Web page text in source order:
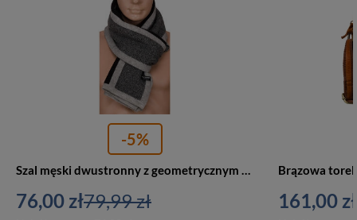
-5%
Szal męski dwustronny z geometrycznym wzorem szalik - Peterson SA100
76,00 zł79,99 zł 161,00 zł